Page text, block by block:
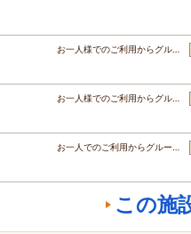
お一人様でのご利用からグル…
お一人様でのご利用からグル…
お一人でのご利用からグルー…
この施